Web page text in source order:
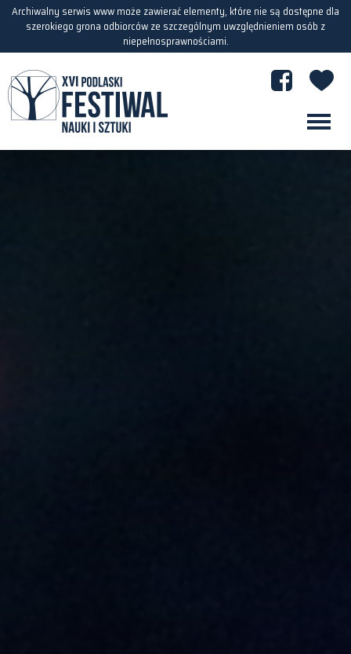
Archiwalny serwis www może zawierać elementy, które nie są dostępne dla
szerokiego grona odbiorców ze szczególnym uwzględnieniem osób z
niepełnosprawnościami.